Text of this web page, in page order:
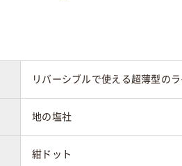
リバーシブルで使える超薄型の
地の塩社
紺ドット